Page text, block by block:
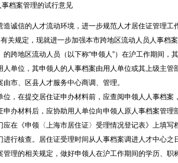
档案管理的试行意见
诚信的人才流动环境，进一步规范人才居住证管理工
关规定，现就进一步加强本市跨地区流动人员人事档案
地区流动人员（以下称“申领人”）在沪工作期间，
单位，其申领人的人事档案由用人单位或其上级主
市、区县人才服务中心商调、管理。
在提交居住证申办材料前，应查阅申领人人事档案
办材料后，应协助用人单位向申领人原人事档案管理
在《申领〈上海市居住证〉受理情况登记表》上填
行核查。居住证受理时间从人事档案调进人才中心之
的相关规定，做好申领人在沪工作期间的学历、职